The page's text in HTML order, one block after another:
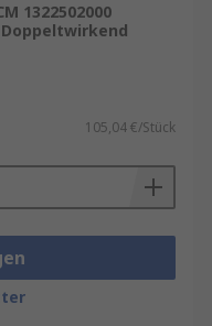
1322502000
105,04 €/Stück